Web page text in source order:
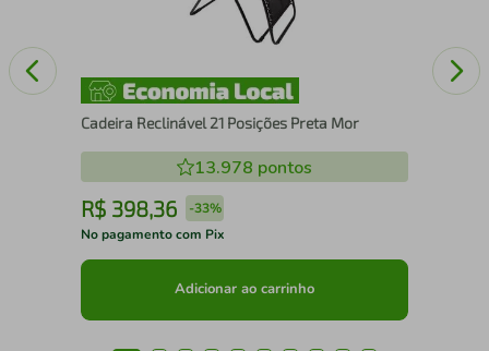
Cadeira Reclinável 21 Posições Preta Mor
13.978 pontos
R$ 398,36 -33%
No pagamento com Pix
Adicionar ao carrinho